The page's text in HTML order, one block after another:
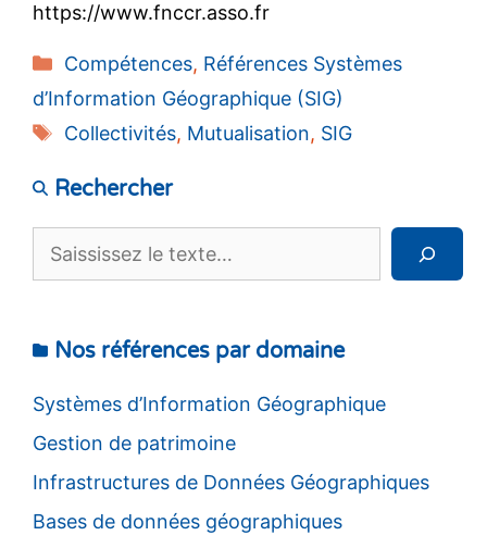
https://www.fnccr.asso.fr
Catégories
Compétences, Références Systèmes
d’Information Géographique (SIG)
Étiquettes
Collectivités, Mutualisation, SIG
Rechercher
Rechercher
Nos références par domaine
Systèmes d’Information Géographique
Gestion de patrimoine
Infrastructures de Données Géographiques
Bases de données géographiques